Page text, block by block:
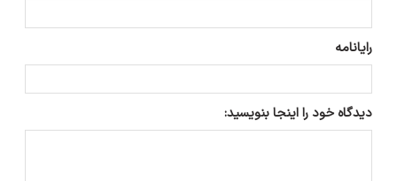
رایانامه
دیدگاه خود را اینجا بنویسید: